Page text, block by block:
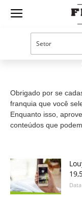
Guia
Obrigado por se
franquia que você
Enquanto isso,
conteúdos que